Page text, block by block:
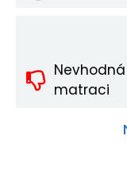
matraci